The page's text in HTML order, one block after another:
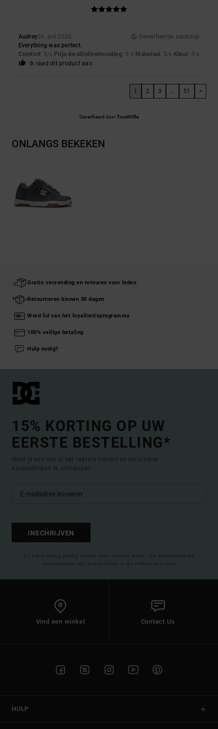
Audrey26. juli 2026
Geverifieerde aankoop
Everything was perfect.
Comfort: 5/5 Prijs-kwaliteitverhouding: 5 /5 Materiaal: 5/5 Kleur: 5/5
Ik raad dit product aan
1 2 3 ... 51 >
Geverifieerd doorTrustVille
ONLANGS BEKEKEN
Gratis verzending en retouren voor leden
Retourneren binnen 30 dagen
Word lid van het loyaliteitsprogramma
100% veilige betaling
Hulp nodig?
15% KORTING OP UW
EERSTE BESTELLING*
Meld je aan om al het laatste nieuws en exclusieve
aanbiedingen te ontvangen.
INSCHRIJVEN
(*) Aanbieding geldig online voor nieuwe leden - De gedetailleerde
voorwaarden zijn beschikbaar in de welkomst e-mail
Vind een winkel Contact Us
HULP